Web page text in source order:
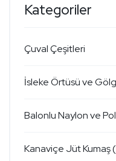
Kategoriler
Çuval Çeşitleri
İsleke Örtüsü ve
Balonlu Naylon ve
Kanaviçe Jüt Kumaş